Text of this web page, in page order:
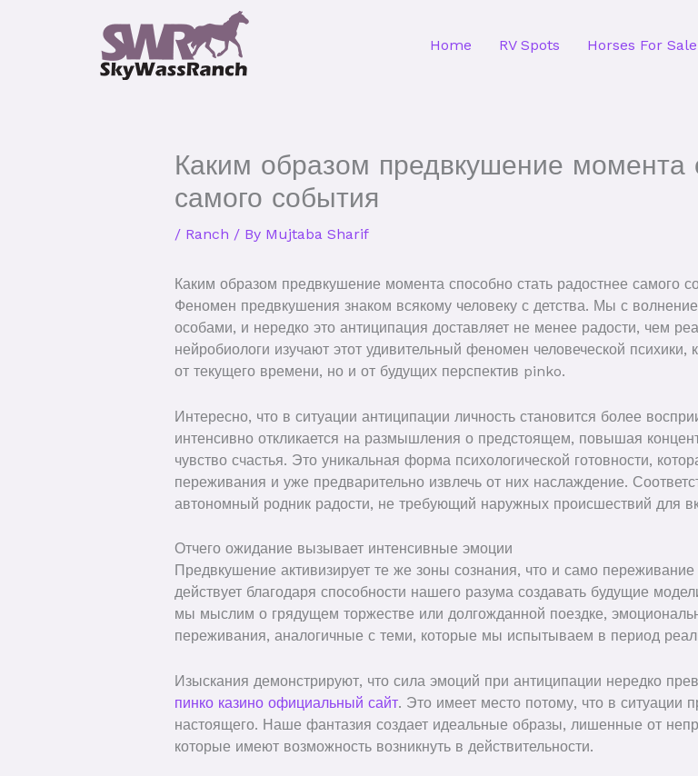
Home RV Spots Horses For Sale
Каким образом предвкушение момента
самого события
/ Ranch / By Mujtaba Sharif
Каким образом предвкушение момента способно стать радостнее самого
Феномен предвкушения знаком всякому человеку с детства. Мы с
особами, и нередко это антиципация доставляет не менее радости, чем
нейробиологи изучают этот удивительный феномен человеческой психики,
от текущего времени, но и от будущих перспектив pinko.
Интересно, что в ситуации антиципации личность становится более
интенсивно откликается на размышления о предстоящем, повышая
чувство счастья. Это уникальная форма психологической готовности,
переживания и уже предварительно извлечь от них наслаждение.
автономный родник радости, не требующий наружных происшествий для
Отчего ожидание вызывает интенсивные эмоции
Предвкушение активизирует те же зоны сознания, что и само
действует благодаря способности нашего разума создавать будущие
мы мыслим о грядущем торжестве или долгожданной поездке,
переживания, аналогичные с теми, которые мы испытываем в период
Изыскания демонстрируют, что сила эмоций при антиципации нередко
пинко казино официальный сайт. Это имеет место потому, что в ситуации
настоящего. Наше фантазия создает идеальные образы, лишенные от
которые имеют возможность возникнуть в действительности.